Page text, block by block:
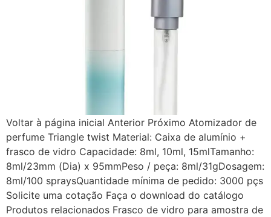
Voltar à página inicial Anterior Próximo Atomizador de
perfume Triangle twist Material: Caixa de alumínio +
frasco de vidro Capacidade: 8ml, 10ml, 15mlTamanho:
8ml/23mm (Dia) x 95mmPeso / peça: 8ml/31gDosagem:
8ml/100 spraysQuantidade mínima de pedido: 3000 pçs
Solicite uma cotação Faça o download do catálogo
Produtos relacionados Frasco de vidro para amostra de